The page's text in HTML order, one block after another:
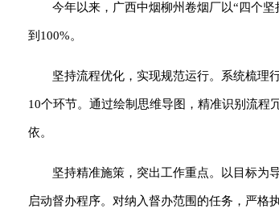
今年以来，广西中烟柳州卷烟厂以“四个
到100%。
坚持流程优化，实现规范运行。系统梳理
10个环节。通过绘制思维导图，精准识别流程
依。
坚持精准施策，突出工作重点。以目标为
启动督办程序。对纳入督办范围的任务，严格